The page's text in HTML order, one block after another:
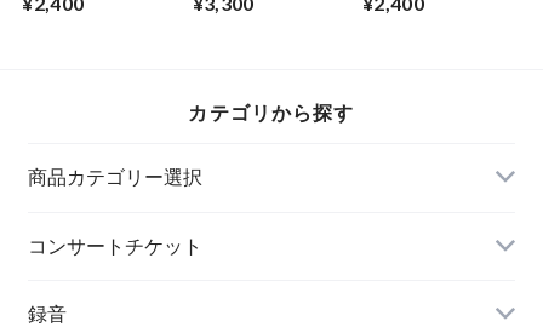
you never walk alone
piacere〜
Virtuosity of Violins
カテゴリから探す
商品カテゴリー選択
クラシック音楽
ワールドミュージック
コンサートチケット
録音